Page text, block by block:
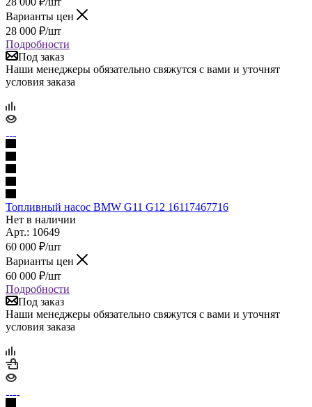
Варианты цен
28 000 ₽/шт
Подробности
Под заказ
Наши менеджеры обязательно свяжутся с вами и уточнят
условия заказа
Топливный насос BMW G11 G12 16117467716
Нет в наличии
Арт.: 10649
60 000 ₽/шт
Варианты цен
60 000 ₽/шт
Подробности
Под заказ
Наши менеджеры обязательно свяжутся с вами и уточнят
условия заказа